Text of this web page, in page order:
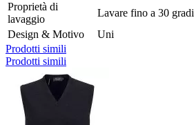
Proprietà di
lavaggio
Lavare fino a 30 gradi
Design & Motivo
Uni
Prodotti simili
Prodotti simili